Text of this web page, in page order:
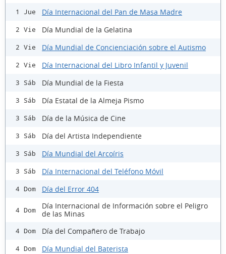
1 Jue Día Internacional del Pan de Masa Madre
2 Vie Día Mundial de la Gelatina
2 Vie Día Mundial de Concienciación sobre el Autismo
2 Vie Día Internacional del Libro Infantil y Juvenil
3 Sáb Día Mundial de la Fiesta
3 Sáb Día Estatal de la Almeja Pismo
3 Sáb Día de la Música de Cine
3 Sáb Día del Artista Independiente
3 Sáb Día Mundial del Arcoíris
3 Sáb Día Internacional del Teléfono Móvil
4 Dom Día del Error 404
4 Dom
Día Internacional de Información sobre el Peligro
de las Minas
4 Dom Día del Compañero de Trabajo
4 Dom Día Mundial del Baterista